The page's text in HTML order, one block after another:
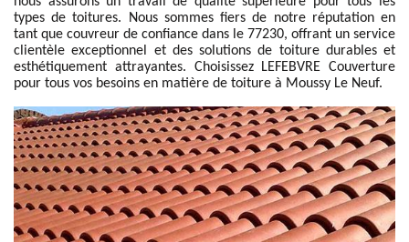
types de toitures. Nous sommes fiers de notre réputation en
tant que couvreur de confiance dans le 77230, offrant un service
clientèle exceptionnel et des solutions de toiture durables et
esthétiquement attrayantes. Choisissez LEFEBVRE Couverture
pour tous vos besoins en matière de toiture à Moussy Le Neuf.